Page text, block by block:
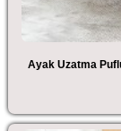
Ayak Uzatma